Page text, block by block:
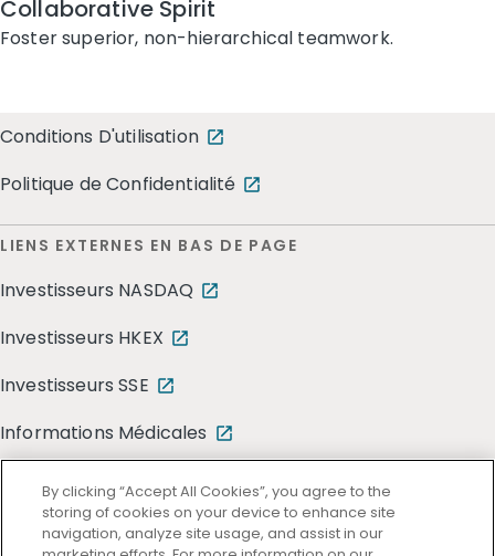
Collaborative Spirit
Foster superior, non-hierarchical teamwork.
Conditions D'utilisation
Politique de Confidentialité
LIENS EXTERNES EN BAS DE PAGE
Investisseurs NASDAQ
Investisseurs HKEX
Investisseurs SSE
Informations Médicales
By clicking “Accept All Cookies”, you agree to the
storing of cookies on your device to enhance site
navigation, analyze site usage, and assist in our